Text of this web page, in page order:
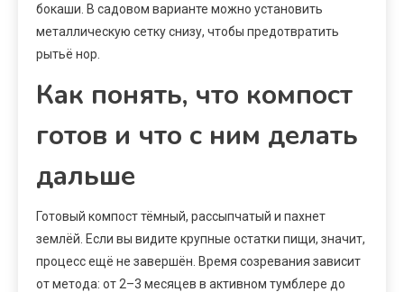
бокаши. В садовом варианте можно установить
металлическую сетку снизу, чтобы предотвратить
рытьё нор.
Как понять, что компост
готов и что с ним делать
дальше
Готовый компост тёмный, рассыпчатый и пахнет
землёй. Если вы видите крупные остатки пищи, значит,
процесс ещё не завершён. Время созревания зависит
от метода: от 2–3 месяцев в активном тумблере до